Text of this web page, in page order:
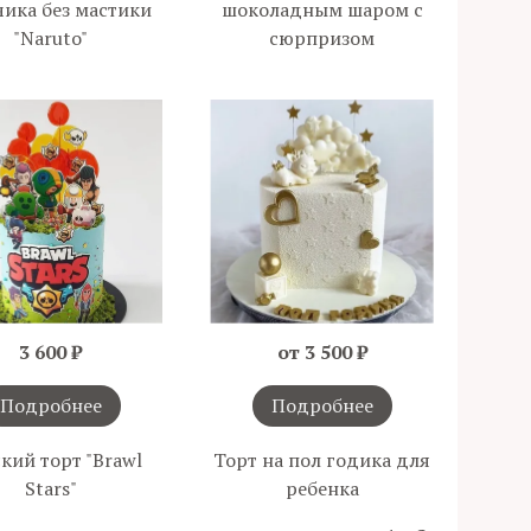
без мастики
"Naruto"
шоколадным шаром с
сюрпризом
3 600 ₽
Подробнее
торт "Brawl
Stars"
от 3 500 ₽
Подробнее
Торт на пол годика для
ребенка